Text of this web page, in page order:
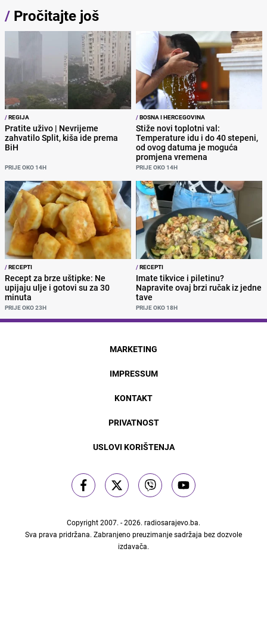
/ Pročitajte još
/REGIJA
Pratite uživo | Nevrijeme
zahvatilo Split, kiša ide prema
BiH
PRIJE OKO 14H
/BOSNA I HERCEGOVINA
Stiže novi toplotni val:
Temperature idu i do 40 stepeni,
od ovog datuma je moguća
promjena vremena
PRIJE OKO 14H
/RECEPTI
Recept za brze uštipke: Ne
upijaju ulje i gotovi su za 30
minuta
PRIJE OKO 23H
/RECEPTI
Imate tikvice i piletinu?
Napravite ovaj brzi ručak iz jedne
tave
PRIJE OKO 18H
MARKETING
IMPRESSUM
KONTAKT
PRIVATNOST
USLOVI KORIŠTENJA
Copyright 2007. - 2026. radiosarajevo.ba.
Sva prava pridržana. Zabranjeno preuzimanje sadržaja bez dozvole
izdavača.